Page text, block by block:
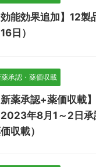
効能効果追加】12
日）
薬承認・薬価収載
新薬承認+薬価収載
2023年8月1～2日
収載）